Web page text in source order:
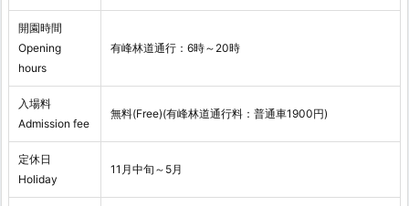
開園時間
Opening
hours
有峰林道通行：6時～20時
入場料
Admission fee
無料(Free)(有峰林道通行料：普通車1900円)
定休日
Holiday
11月中旬～5月